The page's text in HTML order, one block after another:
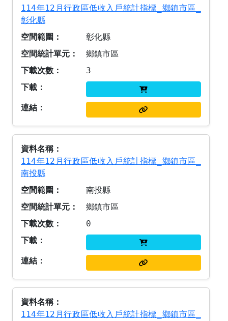
114年12月行政區低收入戶統計指標_鄉鎮市區_
彰化縣
彰化縣
鄉鎮市區
3
114年12月行政區低收入戶統計指標_鄉鎮市區_
南投縣
南投縣
鄉鎮市區
0
114年12月行政區低收入戶統計指標_鄉鎮市區_